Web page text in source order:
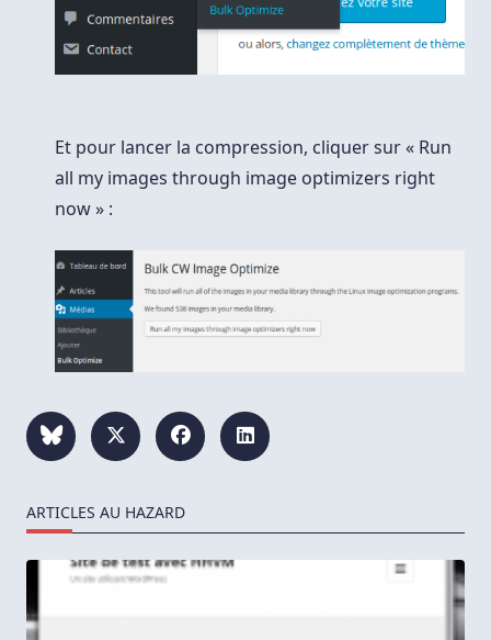
Et pour lancer la compression, cliquer sur « Run
all my images through image optimizers right
now » :
ARTICLES AU HAZARD